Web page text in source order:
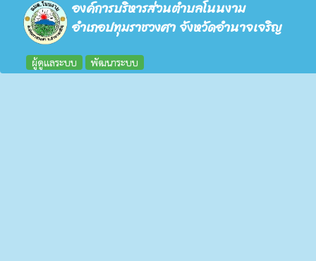
องค์การบริหารส่วนตำบลโนนงาม
อำเภอปทุมราชวงศา จังหวัดอำนาจเจริญ
ผู้ดูแลระบบ พัฒนาระบบ